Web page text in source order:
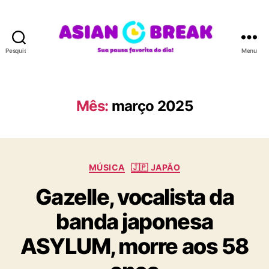
Pesquisar
A
N
R
A
Menu
Mês: março 2025
C
t
e
g
o
r
i
MÚSICA 🇯🇵 JAPÃO
Gazelle, vocalista da
banda japonesa
ASYLUM, morre aos 58